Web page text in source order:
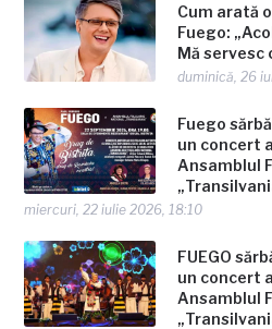
Cum arată
Fuego:
Mă servesc
duminică, 26
Fuego
un concert
Ansamblul
miercuri, 22 iulie 2026, 18:10
FUEGO
un concert
Ansamblul